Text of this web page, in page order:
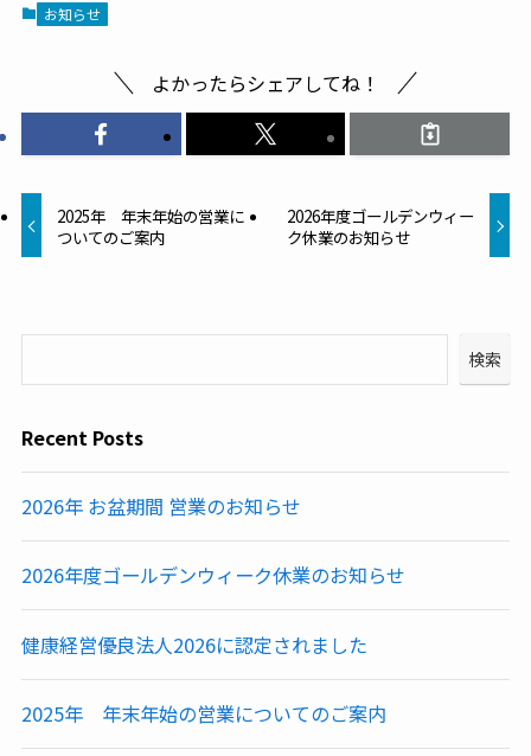
お知らせ
よかったらシェアしてね！
2025年 年末年始の営業に
ついてのご案内
2026年度ゴールデンウィー
ク休業のお知らせ
検索
Recent Posts
2026年 お盆期間 営業のお知らせ
2026年度ゴールデンウィーク休業のお知らせ
健康経営優良法人2026に認定されました
2025年 年末年始の営業についてのご案内